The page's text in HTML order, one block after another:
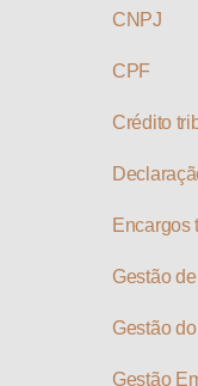
CNPJ
CPF
Crédito
Encargos
Gestão
Gestão
Gestão